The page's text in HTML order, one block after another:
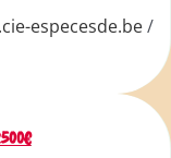
especesde.be/